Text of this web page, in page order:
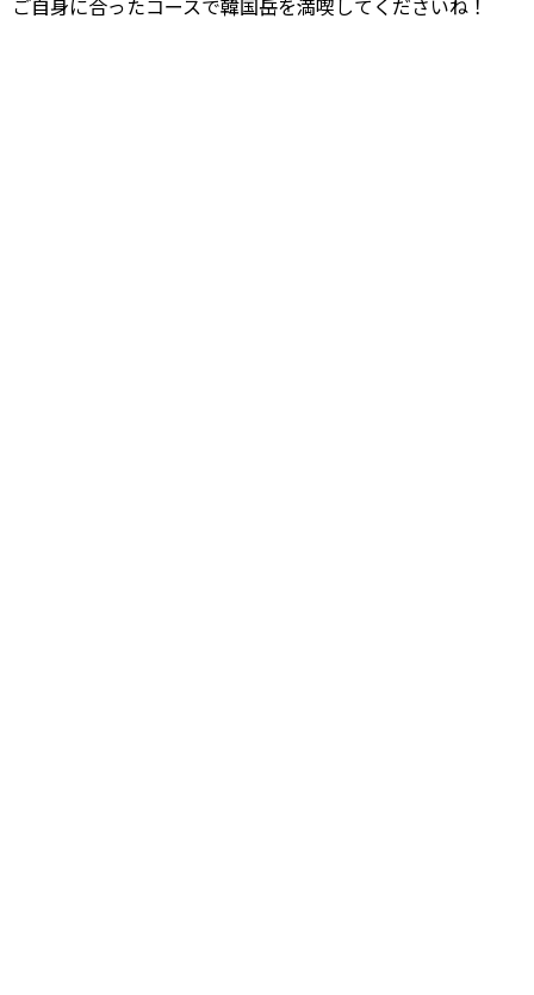
ご自身に合ったコースで韓国岳を満喫してくださいね！